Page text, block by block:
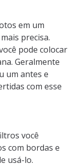
em um
precisa.
pode colocar
Geralmente
um antes e
com esse
você
com bordas e
usá-lo.